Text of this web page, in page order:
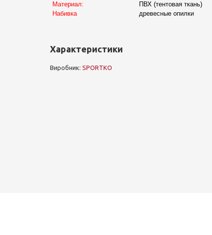
Материал:
ПВХ (тентовая ткань)
Набивка
древесные опилки
Характеристики
Виробник: SPORTKO